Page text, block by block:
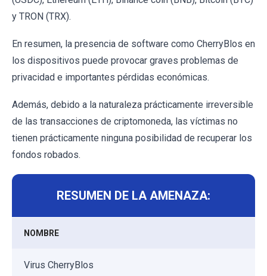
y TRON (TRX).
En resumen, la presencia de software como CherryBlos en
los dispositivos puede provocar graves problemas de
privacidad e importantes pérdidas económicas.
Además, debido a la naturaleza prácticamente irreversible
de las transacciones de criptomoneda, las víctimas no
tienen prácticamente ninguna posibilidad de recuperar los
fondos robados.
RESUMEN DE LA AMENAZA:
NOMBRE
Virus CherryBlos